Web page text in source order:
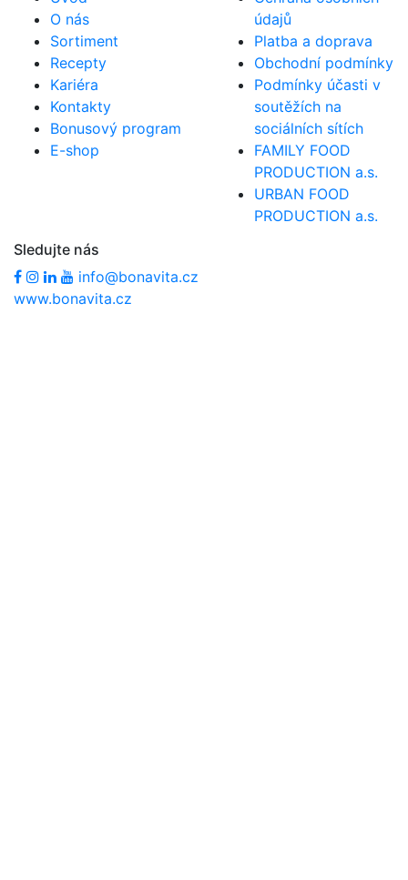
O nás
Sortiment
Recepty
Kariéra
Kontakty
Bonusový program
E-shop
údajů
Platba a doprava
Obchodní podmínky
Podmínky účasti v
soutěžích na
sociálních sítích
FAMILY FOOD
PRODUCTION a.s.
URBAN FOOD
PRODUCTION a.s.
Sledujte nás
info@bonavita.cz
www.bonavita.cz